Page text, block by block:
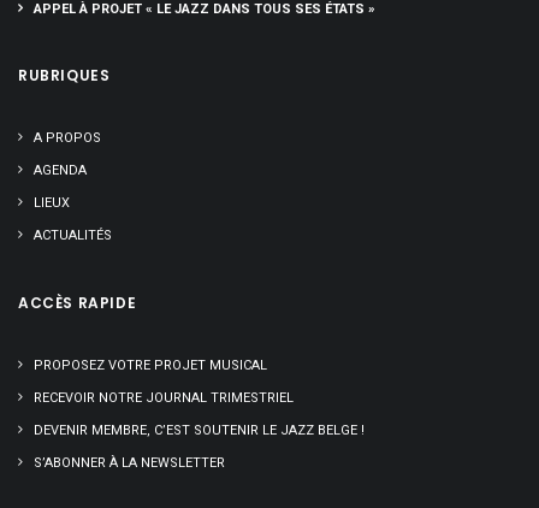
APPEL À PROJET « LE JAZZ DANS TOUS SES ÉTATS »
RUBRIQUES
A PROPOS
AGENDA
LIEUX
ACTUALITÉS
ACCÈS RAPIDE
PROPOSEZ VOTRE PROJET MUSICAL
RECEVOIR NOTRE JOURNAL TRIMESTRIEL
DEVENIR MEMBRE, C’EST SOUTENIR LE JAZZ BELGE !
S’ABONNER À LA NEWSLETTER